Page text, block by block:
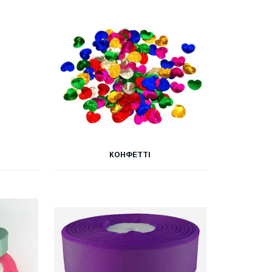
КОНФЕТТІ